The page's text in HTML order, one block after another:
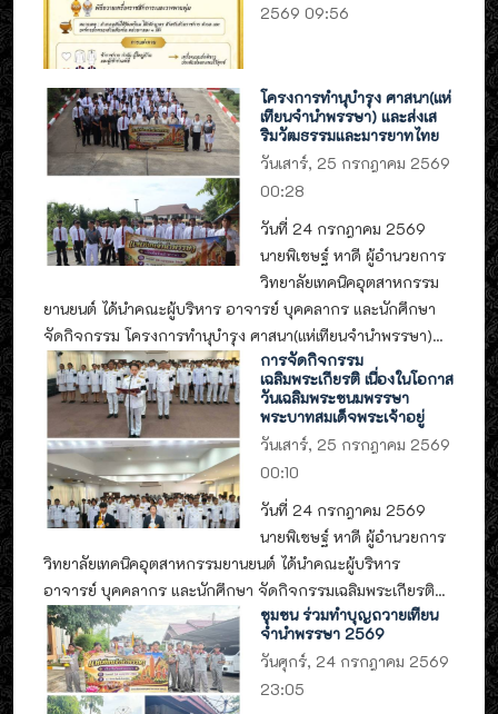
2569 09:56
โครงการทำนุบำรุง ศาสนา(แห่
เทียนจำนำพรรษา) และส่งเส
ริมวัฒธรรมและมารยาทไทย
วันเสาร์, 25 กรกฎาคม 2569
00:28
วันที่ 24 กรกฎาคม 2569
นายพิเชษฐ์ หาดี ผู้อำนวยการ
วิทยาลัยเทคนิคอุตสาหกรรม
ยานยนต์ ได้นำคณะผู้บริหาร อาจารย์ บุคคลากร และนักศึกษา
จัดกิจกรรม โครงการทำนุบำรุง ศาสนา(แห่เทียนจำนำพรรษา)...
การจัดกิจกรรม
เฉลิมพระเกียรติ เนื่องในโอกาส
วันเฉลิมพระชนมพรรษา
พระบาทสมเด็จพระเจ้าอยู่
วันเสาร์, 25 กรกฎาคม 2569
00:10
วันที่ 24 กรกฎาคม 2569
นายพิเชษฐ์ หาดี ผู้อำนวยการ
วิทยาลัยเทคนิคอุตสาหกรรมยานยนต์ ได้นำคณะผู้บริหาร
อาจารย์ บุคคลากร และนักศึกษา จัดกิจกรรมเฉลิมพระเกียรติ...
ชุมชน ร่วมทำบุญถวายเทียน
จำนำพรรษา 2569
วันศุกร์, 24 กรกฎาคม 2569
23:05